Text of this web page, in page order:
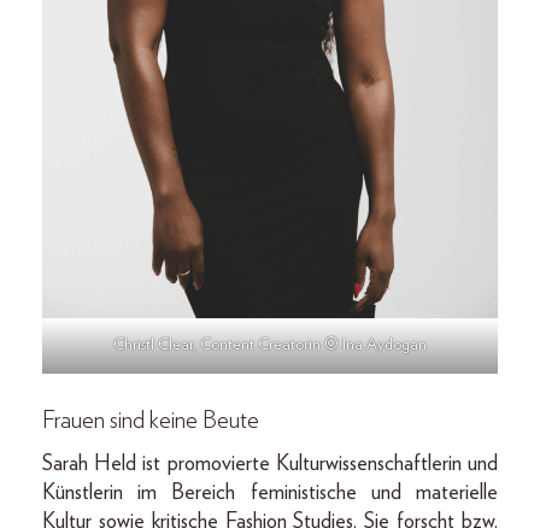
Christl Clear, Content Creatorin © Ina Aydogan
Frauen sind keine Beute
Sarah Held ist promovierte Kulturwissenschaftlerin und
Künstlerin im Bereich feministische und materielle
Kultur sowie kritische Fashion Studies. Sie forscht bzw.